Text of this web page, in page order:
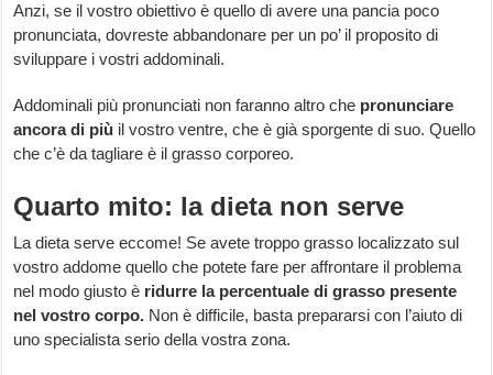
Anzi, se il vostro obiettivo è quello di avere una pancia poco
pronunciata, dovreste abbandonare per un po’ il proposito di
sviluppare i vostri addominali.
Addominali più pronunciati non faranno altro che pronunciare
ancora di più il vostro ventre, che è già sporgente di suo. Quello
che c’è da tagliare è il grasso corporeo.
Quarto mito: la dieta non serve
La dieta serve eccome! Se avete troppo grasso localizzato sul
vostro addome quello che potete fare per affrontare il problema
nel modo giusto è ridurre la percentuale di grasso presente
nel vostro corpo. Non è difficile, basta prepararsi con l’aiuto di
uno specialista serio della vostra zona.